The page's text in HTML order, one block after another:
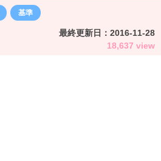
基準
最終更新日： 2016-11-28
18,637 view